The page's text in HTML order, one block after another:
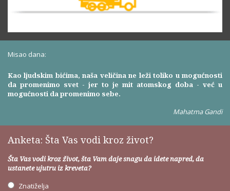
Misao dana:
Kao ljudskim bićima, naša veličina ne leži toliko u mogućnosti
da promenimo svet - jer to je mit atomskog doba - već u
mogućnosti da promenimo sebe.
Mahatma Gandi
Anketa: Šta Vas vodi kroz život?
Šta Vas vodi kroz život, šta Vam daje snagu da idete napred, da
ustanete ujutru iz kreveta?
Znatiželja